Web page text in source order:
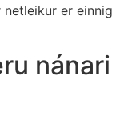
er einnig
nánari